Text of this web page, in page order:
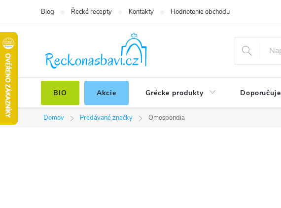
obsah
Blog Řecké recepty Kontakty Hodnotenie obchodu
BIO Akcie Grécke produkty
Domov Predávané značky Omospondia